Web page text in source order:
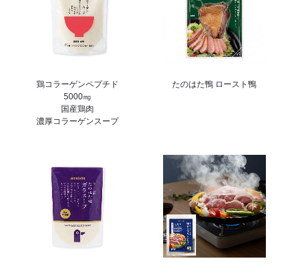
鶏コラーゲンペプチド
5000㎎
国産鶏肉
濃厚コラーゲンスープ
たのはた鴨 ロースト鴨